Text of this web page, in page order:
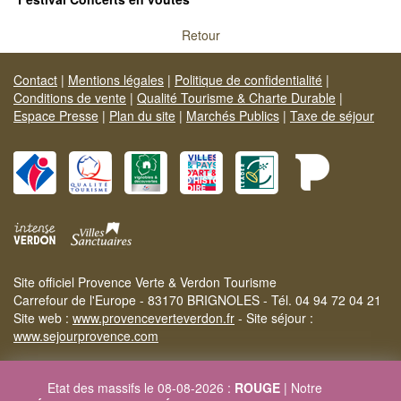
Retour
Contact | Mentions légales | Politique de confidentialité |
Conditions de vente | Qualité Tourisme & Charte Durable |
Espace Presse | Plan du site | Marchés Publics | Taxe de séjour
Site officiel Provence Verte & Verdon Tourisme
Carrefour de l'Europe - 83170 BRIGNOLES - Tél. 04 94 72 04 21
Site web : www.provenceverteverdon.fr - Site séjour :
www.sejourprovence.com
Etat des massifs le 08-08-2026 : ROUGE | Notre